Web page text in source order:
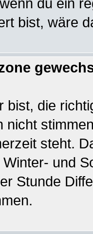
du ein
bist, wäre
bist, die
nicht
steht.
und
Stunde